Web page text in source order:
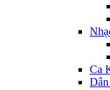
Ca
Dân